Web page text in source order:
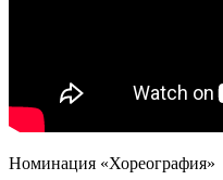
Номинация «Хореография»